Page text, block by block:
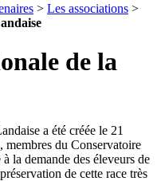
> Les associations >
a été créée le 21
membres du Conservatoire
la demande des éleveurs de
de cette race très